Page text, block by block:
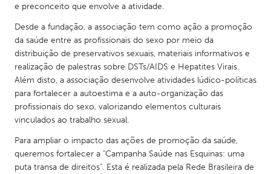
e preconceito que envolve a atividade.
Desde a fundação, a associação tem como ação a promoção
da saúde entre as profissionais do sexo por meio da
distribuição de preservativos sexuais, materiais informativos e
realização de palestras sobre DSTs/AIDS e Hepatites Virais.
Além disto, a associação desenvolve atividades lúdico-políticas
para fortalecer a autoestima e a auto-organização das
profissionais do sexo, valorizando elementos culturais
vinculados ao trabalho sexual.
Para ampliar o impacto das ações de promoção da saúde,
queremos fortalecer a "Campanha Saúde nas Esquinas: uma
puta transa de direitos". Esta é realizada pela Rede Brasileira de